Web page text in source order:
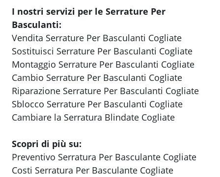
I nostri servizi per le Serrature Per
Basculanti:
Vendita Serrature Per Basculanti Cogliate
Sostituisci Serrature Per Basculanti Cogliate
Montaggio Serrature Per Basculanti Cogliate
Cambio Serrature Per Basculanti Cogliate
Riparazione Serrature Per Basculanti Cogliate
Sblocco Serrature Per Basculanti Cogliate
Cambiare la Serratura Blindate Cogliate
Scopri di più su:
Preventivo Serratura Per Basculante Cogliate
Costi Serratura Per Basculante Cogliate